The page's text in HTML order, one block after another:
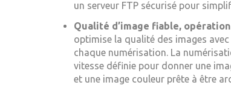
un serveur FTP sécurisé pour
Qualité d’image fiable,
optimise la qualité des images
chaque numérisation. La
vitesse définie pour donner une
et une image couleur prête à être